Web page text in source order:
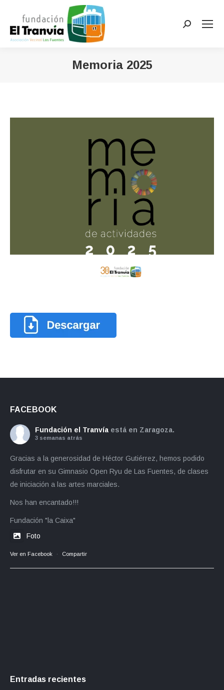
Buscar:
Memoria 2025
FACEBOOK
Fundación el Tranvía está en Zaragoza.
3 semanas atrás
Gracias a la generosidad de Héctor Gutiérrez, hemos podido
disfrutar en su Gimnasio Open Ryu de Las Fuentes, de clases
de iniciación a las artes marciales.
Nos han encantado!!!
Fundación "la Caixa"
Foto
Ver en Facebook · Compartir
Entradas recientes